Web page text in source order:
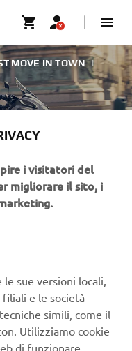
MOVE IN TOWN |
segment to the next
new customers
i visitatori del
migliorare il sito, i
sue versioni locali,
filiali e le società
simili, come il
Utilizziamo cookie
di funzionare